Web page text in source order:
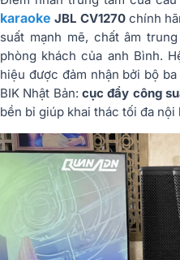
karaoke JBL CV1270chính
suất mạnh mẽ, chất âm
phòng khách của anh Bình.
hiệu được đảm nhận bởi bộ
BIK Nhật Bản: cục đẩy công
bền bỉ giúp khai thác tối đa nội